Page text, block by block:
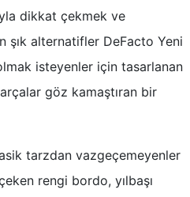
dikkat çekmek ve
şık alternatifler DeFacto Yeni
isteyenler için tasarlanan
göz kamaştıran bir
tarzdan vazgeçemeyenler
rengi bordo, yılbaşı